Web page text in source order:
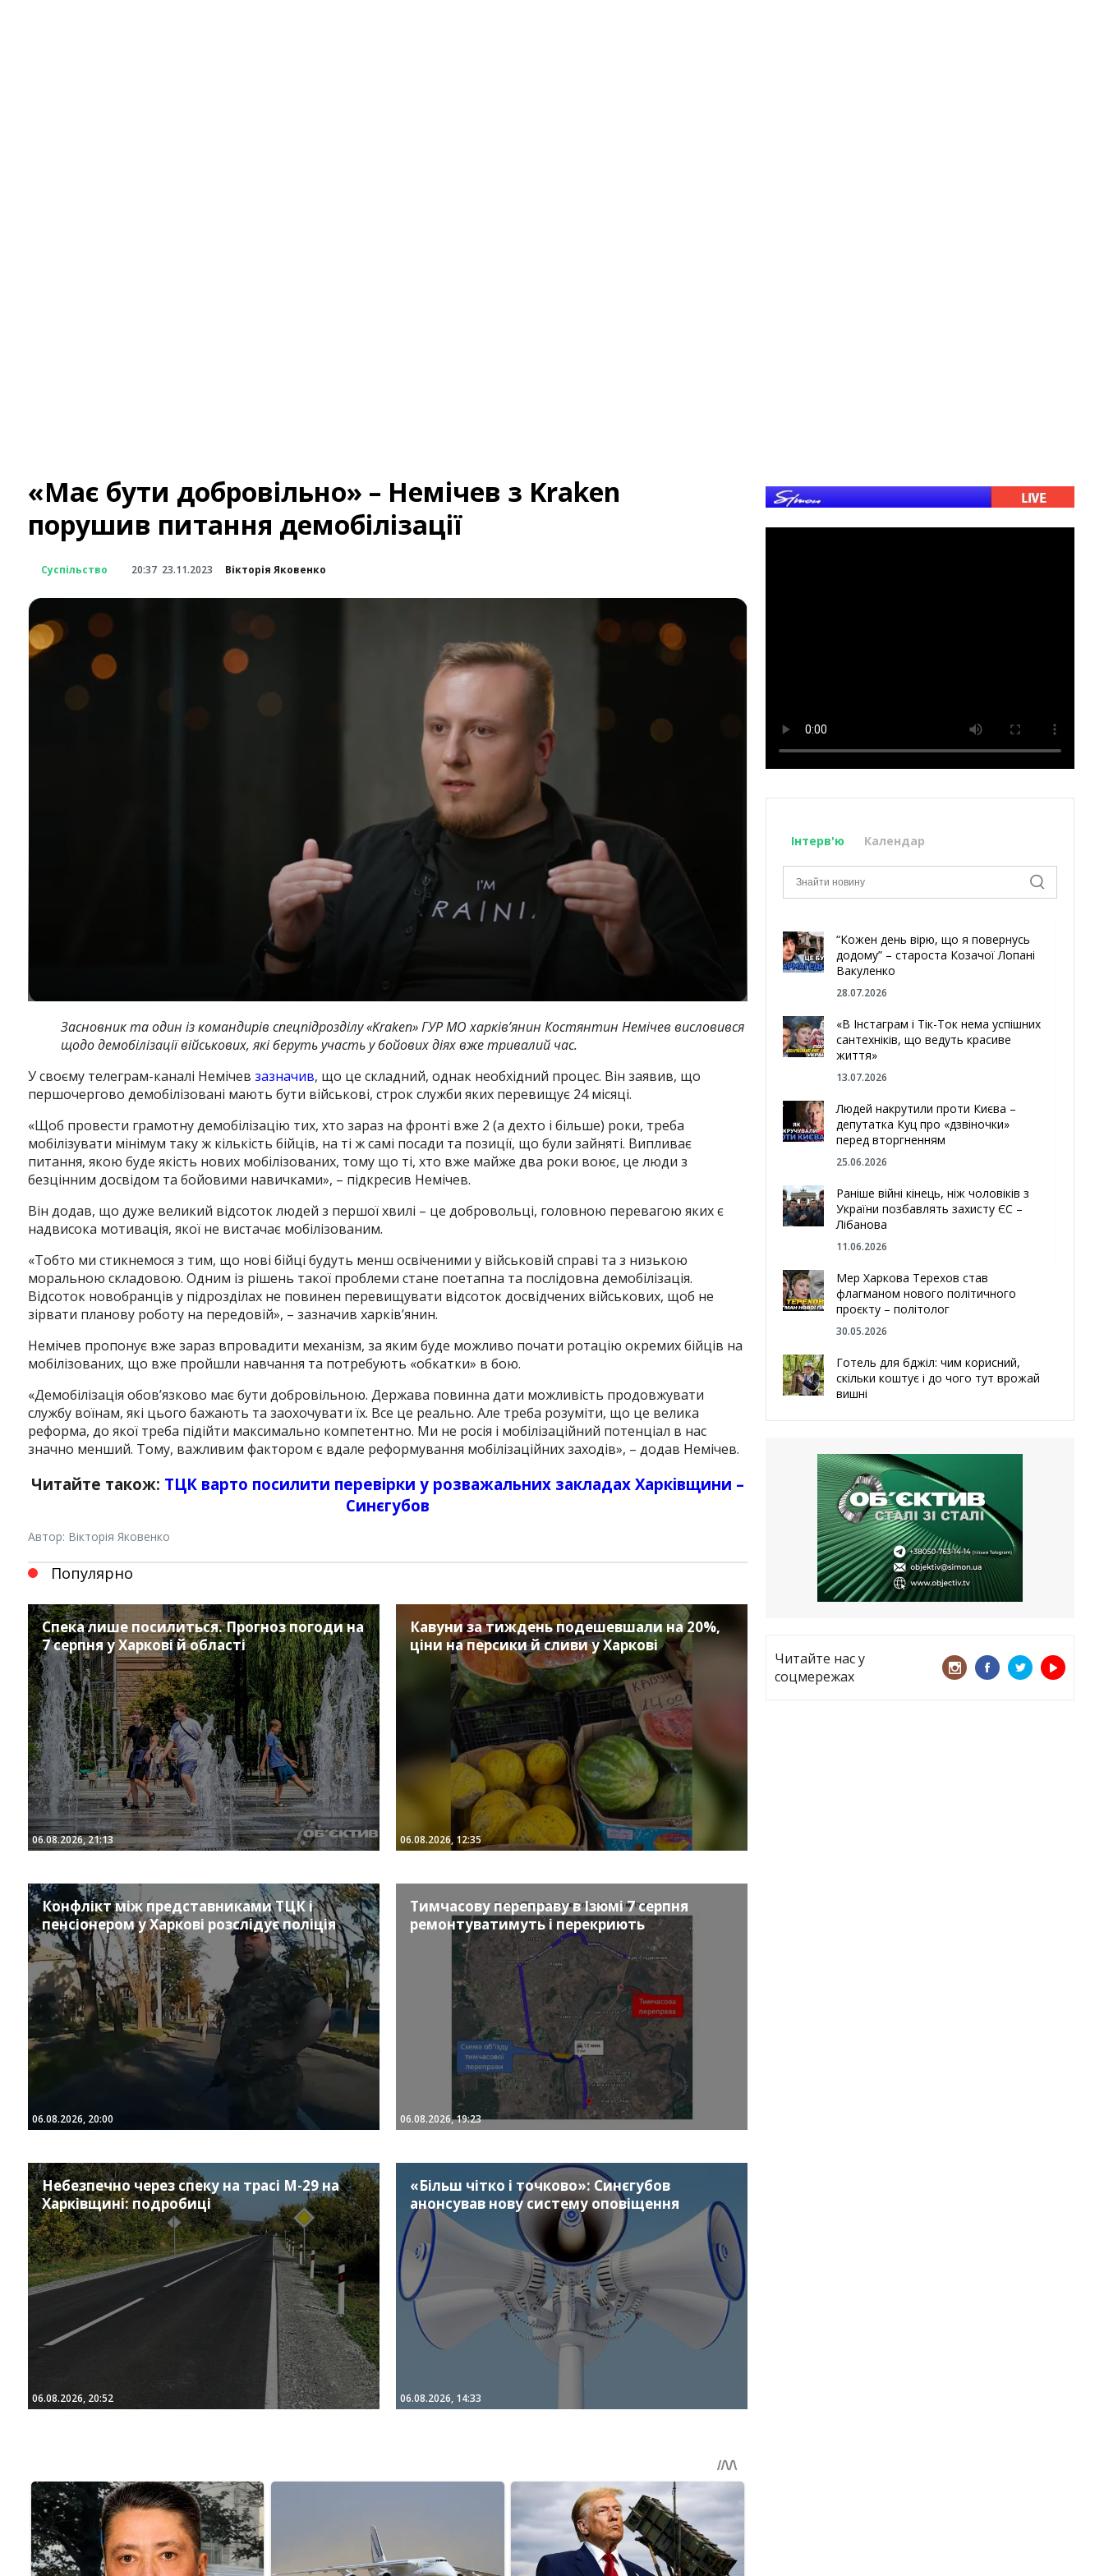
«Має бути добровільно» – Немічев з Kraken
порушив питання демобілізації
Суспільство 20:37 23.11.2023 Вікторія Яковенко
Засновник та один із командирів спецпідрозділу «Kraken» ГУР МО харків’янин Костянтин Немічев висловився
щодо демобілізації військових, які беруть участь у бойових діях вже тривалий час.
У своєму телеграм-каналі Немічев зазначив, що це складний, однак необхідний процес. Він заявив, що
першочергово демобілізовані мають бути військові, строк служби яких перевищує 24 місяці.
«Щоб провести грамотну демобілізацію тих, хто зараз на фронті вже 2 (а дехто і більше) роки, треба
мобілізувати мінімум таку ж кількість бійців, на ті ж самі посади та позиції, що були зайняті. Випливає
питання, якою буде якість нових мобілізованих, тому що ті, хто вже майже два роки воює, це люди з
безцінним досвідом та бойовими навичками», – підкресив Немічев.
Він додав, що дуже великий відсоток людей з першої хвилі – це добровольці, головною перевагою яких є
надвисока мотивація, якої не вистачає мобілізованим.
«Тобто ми стикнемося з тим, що нові бійці будуть менш освіченими у військовій справі та з низькою
моральною складовою. Одним із рішень такої проблеми стане поетапна та послідовна демобілізація.
Відсоток новобранців у підрозділах не повинен перевищувати відсоток досвідчених військових, щоб не
зірвати планову роботу на передовій», – зазначив харків’янин.
Немічев пропонує вже зараз впровадити механізм, за яким буде можливо почати ротацію окремих бійців на
мобілізованих, що вже пройшли навчання та потребують «обкатки» в бою.
«Демобілізація обов’язково має бути добровільною. Держава повинна дати можливість продовжувати
службу воїнам, які цього бажають та заохочувати їх. Все це реально. Але треба розуміти, що це велика
реформа, до якої треба підійти максимально компетентно. Ми не росія і мобілізаційний потенціал в нас
значно менший. Тому, важливим фактором є вдале реформування мобілізаційних заходів», – додав Немічев.
Читайте також: ТЦК варто посилити перевірки у розважальних закладах Харківщини –
Синєгубов
Автор: Вікторія Яковенко
Популярно
Спека лише посилиться. Прогноз погоди на
7 серпня у Харкові й області
06.08.2026, 21:13
Кавуни за тиждень подешевшали на 20%,
ціни на персики й сливи у Харкові
06.08.2026, 12:35
Конфлікт між представниками ТЦК і
пенсіонером у Харкові розслідує поліція
06.08.2026, 20:00
Тимчасову переправу в Ізюмі 7 серпня
ремонтуватимуть і перекриють
06.08.2026, 19:23
Небезпечно через спеку на трасі М-29 на
Харківщині: подробиці
06.08.2026, 20:52
«Більш чітко і точково»: Синєгубов
анонсував нову систему оповіщення
06.08.2026, 14:33
Інтерв'ю Календар
“Кожен день вірю, що я повернусь
додому” – староста Козачої Лопані
Вакуленко
28.07.2026
«В Інстаграм і Тік-Ток нема успішних
сантехніків, що ведуть красиве
життя»
13.07.2026
Людей накрутили проти Києва –
депутатка Куц про «дзвіночки»
перед вторгненням
25.06.2026
Раніше війні кінець, ніж чоловіків з
України позбавлять захисту ЄС –
Лібанова
11.06.2026
Мер Харкова Терехов став
флагманом нового політичного
проєкту – політолог
30.05.2026
Готель для бджіл: чим корисний,
скільки коштує і до чого тут врожай
вишні
Чугуєва, міста, яке встояло попри
все
21.05.2026
«ТЦК порушує закон? Нехай
платять!» Як завдяки штрафу жінку
виключили з обліку
15.05.2026
Читайте нас у
соцмережах
InstagramFacebook
TwitterYoutube